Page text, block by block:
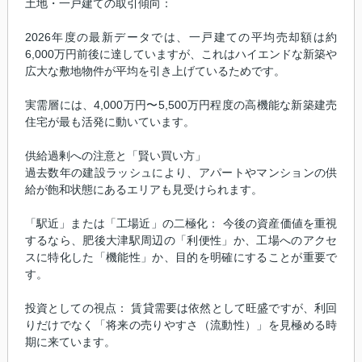
土地・一戸建ての取引傾向：
2026年度の最新データでは、一戸建ての平均売却額は約
6,000万円前後に達していますが、これはハイエンドな新築や
広大な敷地物件が平均を引き上げているためです。
実需層には、4,000万円〜5,500万円程度の高機能な新築建売
住宅が最も活発に動いています。
供給過剰への注意と「賢い買い方」
過去数年の建設ラッシュにより、アパートやマンションの供
給が飽和状態にあるエリアも見受けられます。
「駅近」または「工場近」の二極化： 今後の資産価値を重視
するなら、肥後大津駅周辺の「利便性」か、工場へのアクセ
スに特化した「機能性」か、目的を明確にすることが重要で
す。
投資としての視点： 賃貸需要は依然として旺盛ですが、利回
りだけでなく「将来の売りやすさ（流動性）」を見極める時
期に来ています。